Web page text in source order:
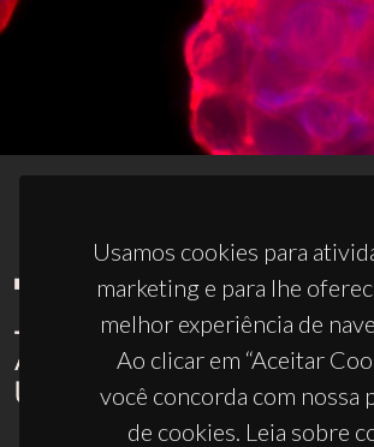
Usamos cookies para
marketing e para lhe
melhor experiência de
Ao clicar em “Aceitar
você concorda com nossa
de cookies. Leia sobre